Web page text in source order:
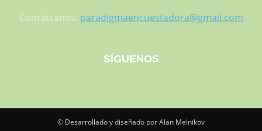
Contáctanos: paradigmaencuestadora@gmail.com
SÍGUENOS
© Desarrollado y diseñado por Alan Melnikov